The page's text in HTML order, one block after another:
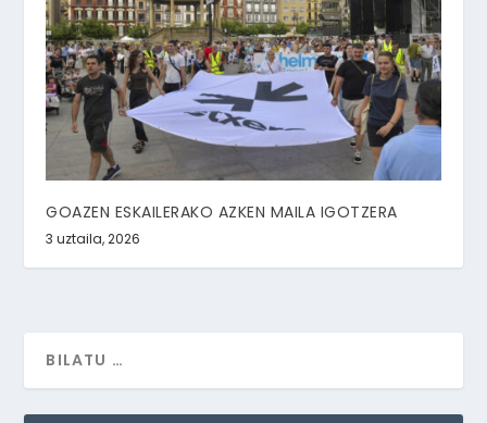
GOAZEN ESKAILERAKO AZKEN MAILA IGOTZERA
3 uztaila, 2026